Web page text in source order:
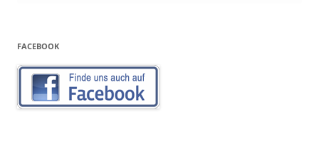
FACEBOOK